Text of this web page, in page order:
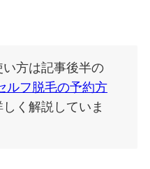
方は記事後半の
ルフ脱毛の予約方
しく解説していま